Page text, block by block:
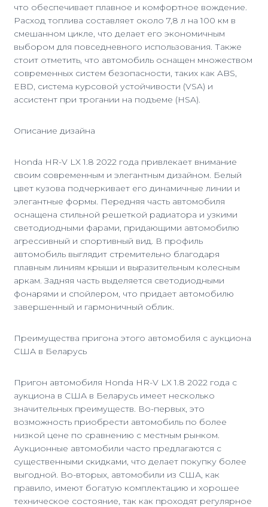
что обеспечивает плавное и комфортное вождение.
Расход топлива составляет около 7,8 л на 100 км в
смешанном цикле, что делает его экономичным
выбором для повседневного использования. Также
стоит отметить, что автомобиль оснащен множеством
современных систем безопасности, таких как ABS,
EBD, система курсовой устойчивости (VSA) и
ассистент при трогании на подъеме (HSA).
Описание дизайна
Honda HR-V LX 1.8 2022 года привлекает внимание
своим современным и элегантным дизайном. Белый
цвет кузова подчеркивает его динамичные линии и
элегантные формы. Передняя часть автомобиля
оснащена стильной решеткой радиатора и узкими
светодиодными фарами, придающими автомобилю
агрессивный и спортивный вид. В профиль
автомобиль выглядит стремительно благодаря
плавным линиям крыши и выразительным колесным
аркам. Задняя часть выделяется светодиодными
фонарями и спойлером, что придает автомобилю
завершенный и гармоничный облик.
Преимущества пригона этого автомобиля с аукциона
США в Беларусь
Пригон автомобиля Honda HR-V LX 1.8 2022 года с
аукциона в США в Беларусь имеет несколько
значительных преимуществ. Во-первых, это
возможность приобрести автомобиль по более
низкой цене по сравнению с местным рынком.
Аукционные автомобили часто предлагаются с
существенными скидками, что делает покупку более
выгодной. Во-вторых, автомобили из США, как
правило, имеют богатую комплектацию и хорошее
техническое состояние, так как проходят регулярное